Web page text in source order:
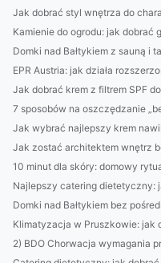
Jak dobrać styl wnętrza do
Kamienie do ogrodu: jak dobrać
Domki nad Bałtykiem z sauną i
EPR Austria: jak działa
Jak dobrać krem z filtrem SPF
7 sposobów na oszczędzanie
Jak wybrać najlepszy krem
Jak zostać architektem wnętrz
10 minut dla skóry: domowy
Najlepszy catering dietetyczny:
Domki nad Bałtykiem bez
Klimatyzacja w Pruszkowie: jak
2) BDO Chorwacja wymagania